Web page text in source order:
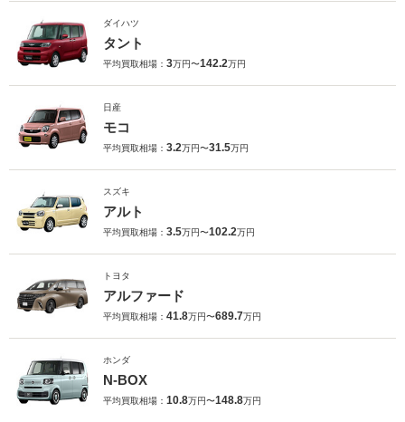
ダイハツ
タント
平均買取相場： 3万円〜142.2万円
日産
モコ
平均買取相場： 3.2万円〜31.5万円
スズキ
アルト
平均買取相場： 3.5万円〜102.2万円
トヨタ
アルファード
平均買取相場： 41.8万円〜689.7万円
ホンダ
N-BOX
平均買取相場： 10.8万円〜148.8万円